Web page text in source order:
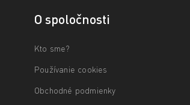
O spoločnosti
Kto sme?
Používanie cookies
Obchodné podmienky